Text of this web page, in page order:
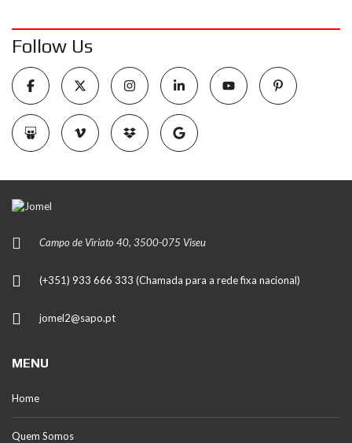
Follow Us
Campo de Viriato 40, 3500-075 Viseu
(+351) 933 666 333 (Chamada para a rede fixa nacional)
jomel2@sapo.pt
MENU
Home
Quem Somos